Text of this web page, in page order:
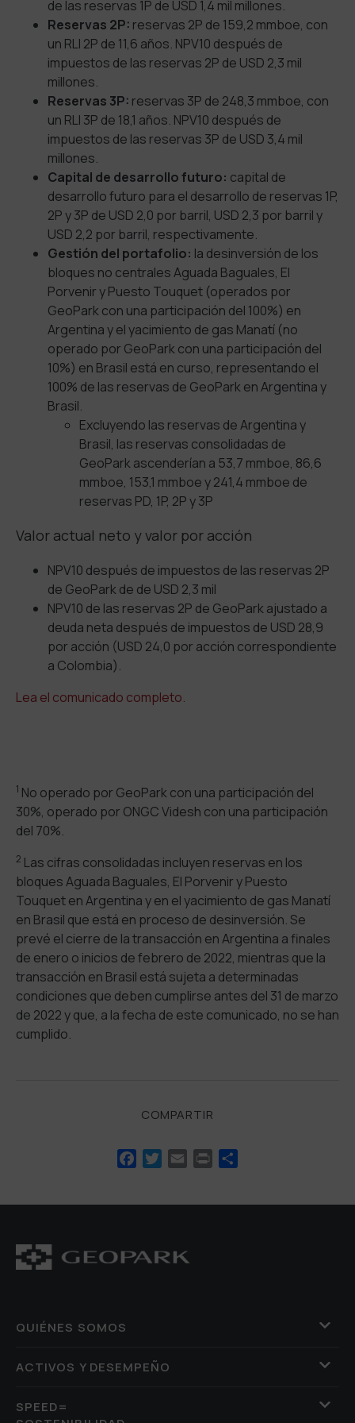
de las reservas 1P de USD 1,4 mil millones.
Reservas 2P: reservas 2P de 159,2 mmboe, con
un RLI 2P de 11,6 años. NPV10 después de
impuestos de las reservas 2P de USD 2,3 mil
millones.
Reservas 3P: reservas 3P de 248,3 mmboe, con
un RLI 3P de 18,1 años. NPV10 después de
impuestos de las reservas 3P de USD 3,4 mil
millones.
Capital de desarrollo futuro: capital de
desarrollo futuro para el desarrollo de reservas 1P,
2P y 3P de USD 2,0 por barril, USD 2,3 por barril y
USD 2,2 por barril, respectivamente.
Gestión del portafolio: la desinversión de los
bloques no centrales Aguada Baguales, El
Porvenir y Puesto Touquet (operados por
GeoPark con una participación del 100%) en
Argentina y el yacimiento de gas Manatí (no
operado por GeoPark con una participación del
10%) en Brasil está en curso, representando el
100% de las reservas de GeoPark en Argentina y
Brasil.
Excluyendo las reservas de Argentina y
Brasil, las reservas consolidadas de
GeoPark ascenderían a 53,7 mmboe, 86,6
mmboe, 153,1 mmboe y 241,4 mmboe de
reservas PD, 1P, 2P y 3P
Valor actual neto y valor por acción
NPV10 después de impuestos de las reservas 2P
de GeoPark de de USD 2,3 mil
NPV10 de las reservas 2P de GeoPark ajustado a
deuda neta después de impuestos de USD 28,9
por acción (USD 24,0 por acción correspondiente
a Colombia).
Lea el comunicado completo.
1 No operado por GeoPark con una participación del
30%, operado por ONGC Videsh con una participación
del 70%.
2 Las cifras consolidadas incluyen reservas en los
bloques Aguada Baguales, El Porvenir y Puesto
Touquet en Argentina y en el yacimiento de gas Manatí
en Brasil que está en proceso de desinversión. Se
prevé el cierre de la transacción en Argentina a finales
de enero o inicios de febrero de 2022, mientras que la
transacción en Brasil está sujeta a determinadas
condiciones que deben cumplirse antes del 31 de marzo
de 2022 y que, a la fecha de este comunicado, no se han
cumplido.
COMPARTIR
Facebook
Twitter
Email Print
QUIÉNES SOMOS
ACTIVOS Y DESEMPEÑO
SPEED=